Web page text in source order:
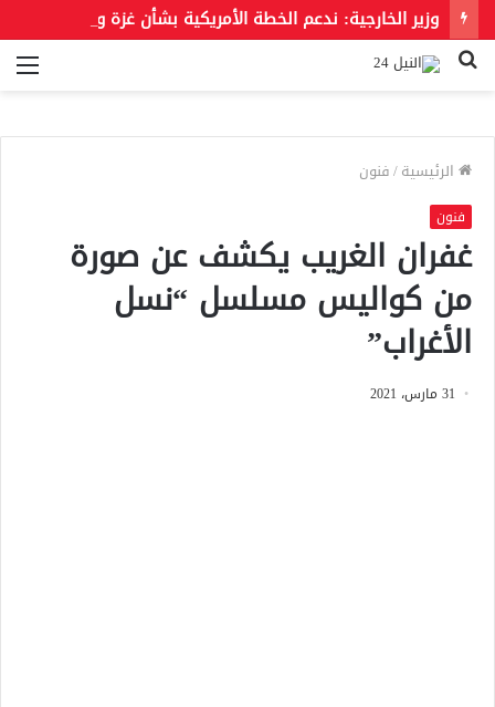
بحث
الرئيسية/فنون
فنون
غفران الغريب يكشف عن صورة
من كواليس مسلسل “نسل
الأغراب”
31 مارس، 2021